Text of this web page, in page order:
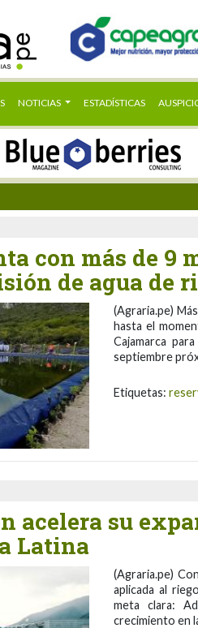
NOTICIAS ESTADÍSTICAS
con más de 9
de agua de
(Agraria.pe)
hasta el
Cajamarca
septiembre
Etiquetas:
acelera su
Latina
(Agraria.pe)
aplicada al
meta clara:
crecimiento en